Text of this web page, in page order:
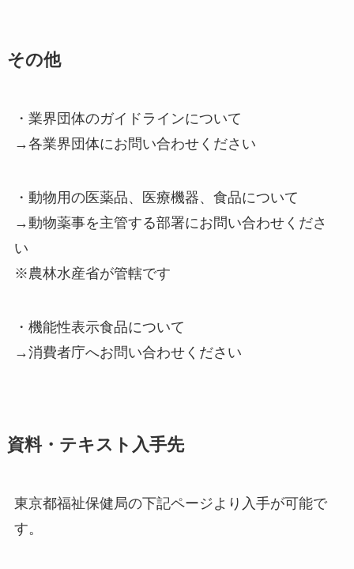
その他
・業界団体のガイドラインについて
→各業界団体にお問い合わせください
・動物用の医薬品、医療機器、食品について
→動物薬事を主管する部署にお問い合わせくださ
い
※農林水産省が管轄です
・機能性表示食品について
→消費者庁へお問い合わせください
資料・テキスト入手先
東京都福祉保健局の下記ページより入手が可能で
す。